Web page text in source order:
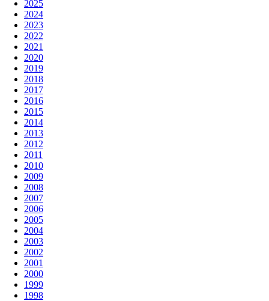
2025
2024
2023
2022
2021
2020
2019
2018
2017
2016
2015
2014
2013
2012
2011
2010
2009
2008
2007
2006
2005
2004
2003
2002
2001
2000
1999
1998